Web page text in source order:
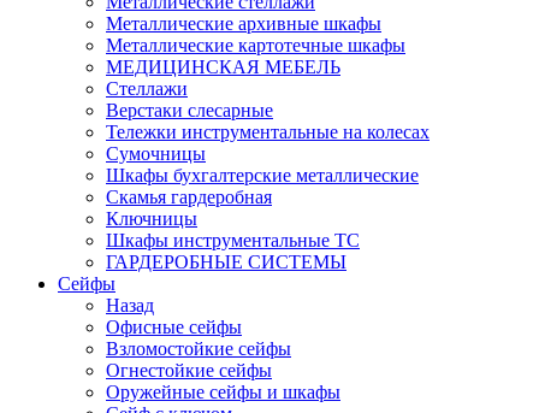
Металлические архивные шкафы
Металлические картотечные шкафы
МЕДИЦИНСКАЯ МЕБЕЛЬ
Стеллажи
Верстаки слесарные
Тележки инструментальные на колесах
Сумочницы
Шкафы бухгалтерские металлические
Скамья гардеробная
Ключницы
Шкафы инструментальные ТС
ГАРДЕРОБНЫЕ СИСТЕМЫ
Сейфы
Назад
Офисные сейфы
Взломостойкие сейфы
Огнестойкие сейфы
Оружейные сейфы и шкафы